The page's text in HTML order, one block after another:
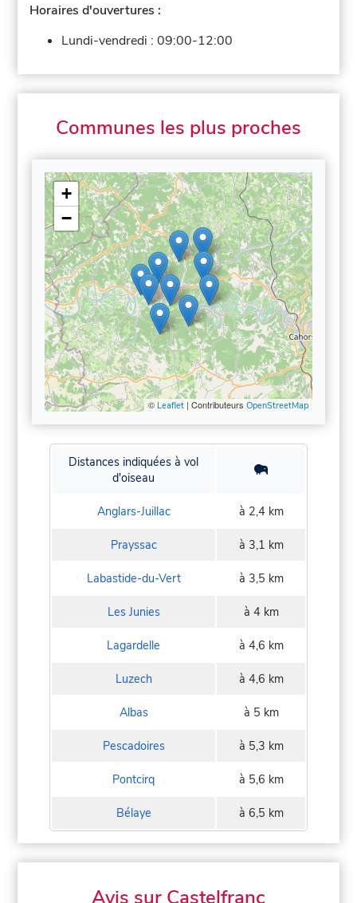
Horaires d'ouvertures :
Lundi-vendredi :09:00-12:00
Communes les plus proches
+
−
© Leaflet| Contributeurs OpenStreetMap
Distances indiquées à vol
d'oiseau
Anglars-Juillac à 2,4 km
Prayssac à 3,1 km
Labastide-du-Vert à 3,5 km
Les Junies à 4 km
Lagardelle à 4,6 km
Luzech à 4,6 km
Albas à 5 km
Pescadoires à 5,3 km
Pontcirq à 5,6 km
Bélaye à 6,5 km
Avis sur Castelfranc